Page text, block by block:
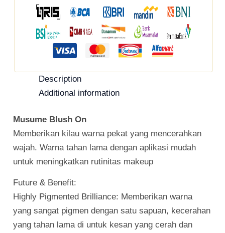
Description
Additional information
Musume Blush On
Memberikan kilau warna pekat yang mencerahkan
wajah. Warna tahan lama dengan aplikasi mudah
untuk meningkatkan rutinitas makeup
Future & Benefit:
Highly Pigmented Brilliance: Memberikan warna
yang sangat pigmen dengan satu sapuan, kecerahan
yang tahan lama di untuk kesan yang cerah dan